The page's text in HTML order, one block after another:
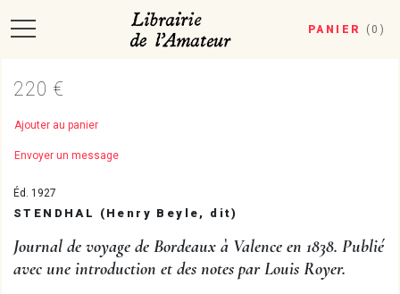
PANIER ( 0 )
220 €
Ajouter au panier
Envoyer un message
Éd. 1927
STENDHAL (Henry Beyle, dit)
Journal de voyage de Bordeaux à Valence en 1838. Publié
avec une introduction et des notes par Louis Royer.